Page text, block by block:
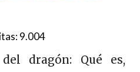
9.004
dragón: Qué es,